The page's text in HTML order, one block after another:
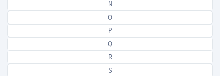
N
O
P
Q
R
S